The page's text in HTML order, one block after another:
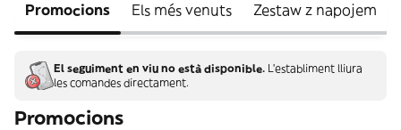
Promocions Els més venuts Zestaw z napojem
El seguiment en viu no està disponible. L'establiment lliura
les comandes directament.
Promocions